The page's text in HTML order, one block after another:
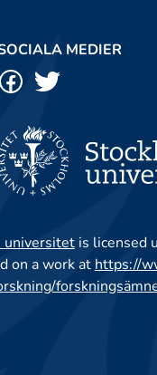
MEDIER
universitetis licensed
on a work at https://